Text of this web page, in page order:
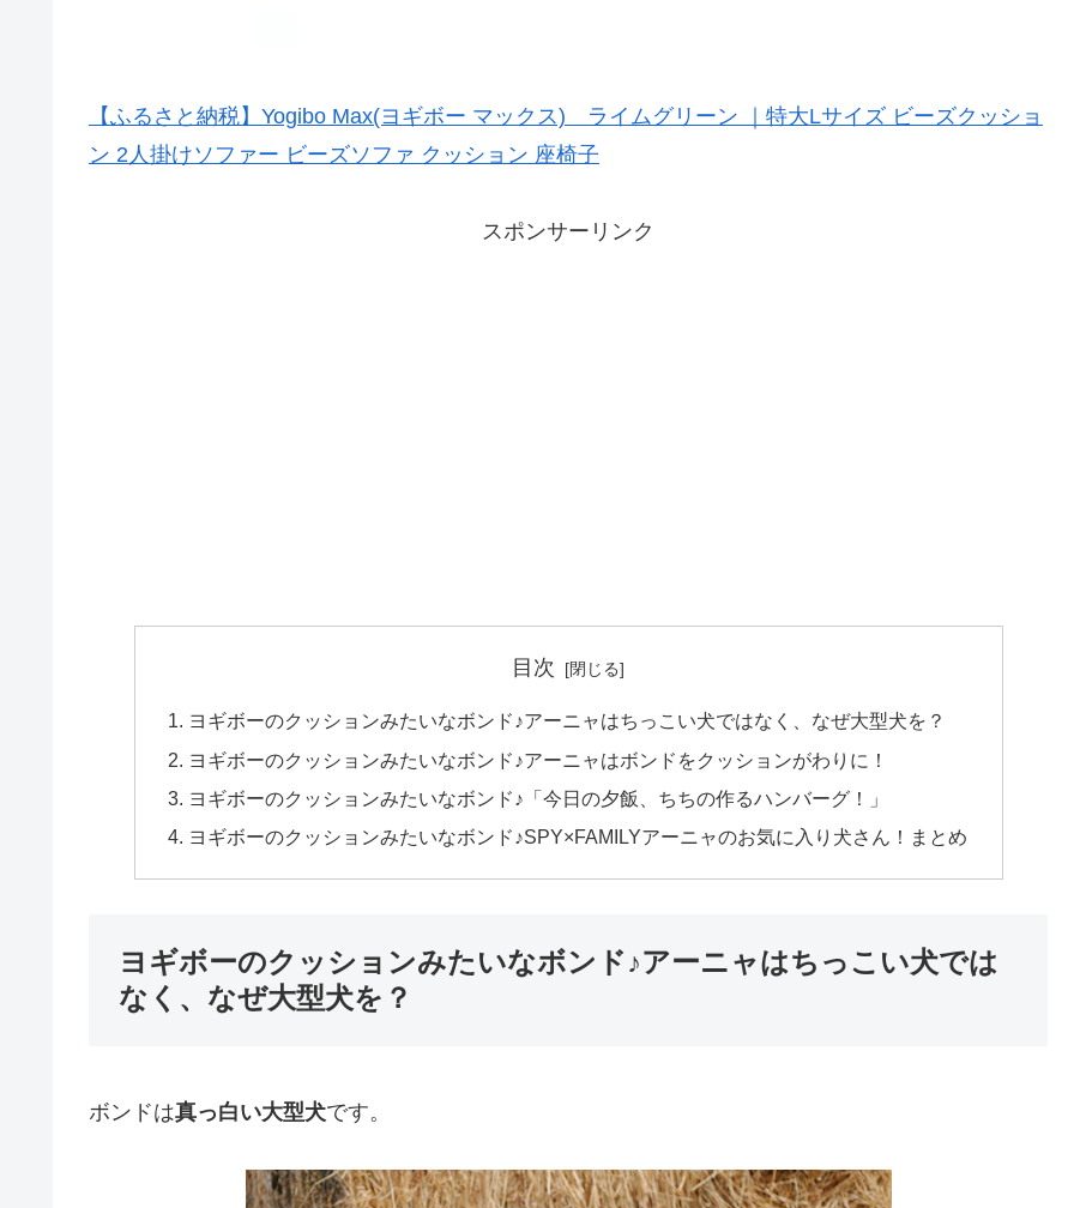
【ふるさと納税】Yogibo Max(ヨギボー マックス) ライムグリーン ｜特大Lサイズ ビーズクッショ
ン 2人掛けソファー ビーズソファ クッション 座椅子
スポンサーリンク
目次
ヨギボーのクッションみたいなボンド♪アーニャはちっこい犬ではなく、なぜ大型犬を？
ヨギボーのクッションみたいなボンド♪アーニャはボンドをクッションがわりに！
ヨギボーのクッションみたいなボンド♪「今日の夕飯、ちちの作るハンバーグ！」
ヨギボーのクッションみたいなボンド♪SPY×FAMILYアーニャのお気に入り犬さん！まとめ
ヨギボーのクッションみたいなボンド♪アーニャはちっこい犬では
なく、なぜ大型犬を？
ボンドは真っ白い大型犬です。